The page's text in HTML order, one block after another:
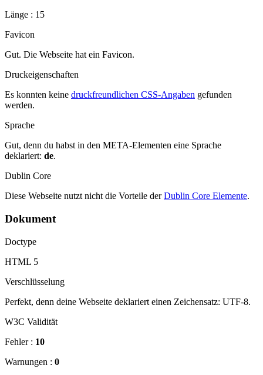
Länge : 15
Favicon
Gut. Die Webseite hat ein Favicon.
Druckeigenschaften
Es konnten keine druckfreundlichen CSS-Angaben gefunden
werden.
Sprache
Gut, denn du habst in den META-Elementen eine Sprache
deklariert: de.
Dublin Core
Diese Webseite nutzt nicht die Vorteile derDublin Core Elemente.
Dokument
Doctype
HTML 5
Verschlüsselung
Perfekt, denn deine Webseite deklariert einen Zeichensatz: UTF-8.
W3C Validität
Fehler : 10
Warnungen : 0